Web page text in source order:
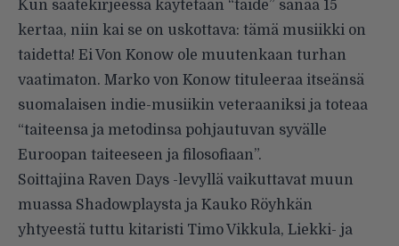
Kun saatekirjeessä käytetään “taide” sanaa 15
kertaa, niin kai se on uskottava: tämä musiikki on
taidetta! Ei Von Konow ole muutenkaan turhan
vaatimaton. Marko von Konow tituleeraa itseänsä
suomalaisen indie-musiikin veteraaniksi ja toteaa
“taiteensa ja metodinsa pohjautuvan syvälle
Euroopan taiteeseen ja filosofiaan”.
Soittajina Raven Days -levyllä vaikuttavat muun
muassa Shadowplaysta ja Kauko Röyhkän
yhtyeestä tuttu kitaristi Timo Vikkula, Liekki- ja